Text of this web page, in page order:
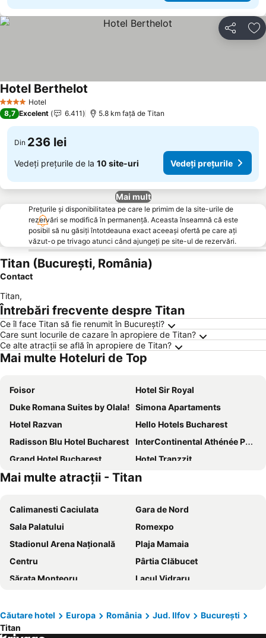
Distribuiți
4 Stele Hotel
Hotel Berthelot
8,7 Excelent 6.411 5.8 km faţă de Titan
Din 236 lei
Vedeți prețurile de la 10 site-uri Vedeți prețurile
Mai mult
Prețurile și disponibilitatea pe care le primim de la site-urile de
rezervări se modifică în permanență. Aceasta înseamnă că este
posibil să nu găsiți întotdeauna exact aceeași ofertă pe care ați
văzut-o pe trivago atunci când ajungeți pe site-ul de rezervări.
Titan (București, România)
Contact
Titan,
Întrebări frecvente despre Titan
Ce îl face Titan să fie renumit în București?
Care sunt locurile de cazare în apropiere de Titan?
Ce alte atracții se află în apropiere de Titan?
Mai multe Hoteluri de Top
Foisor
Hotel Sir Royal
Duke Romana Suites by Olala! Simona Apartaments
Hotel Razvan
Hello Hotels Bucharest
Radisson Blu Hotel Bucharest
InterContinental Athénée Palace Bucharest by IHG
Grand Hotel Bucharest
Hotel Tranzzit
Hotel Sir Gara de Nord
Novotel Bucharest City Centre
MyContinental Bucuresti Gara de Nord
ibis Bucharest Politehnica
Holiday Inn Bucharest - Times By Ihg
RIN Airport Hotel
ibis Styles Bucharest City Center
Hilton Garden Inn Bucharest Old Town
Pullman Bucharest World Trade Center
Monte Carlo Palace Suites
Arc de Triomphe by CityBookings
Hotel Caro
Hotel Basarab
PeakTure Hotel Bucharest
Hilton Garden Inn Bucharest Airport
Mai multe atracții - Titan
Calimanesti Caciulata
Gara de Nord
Sala Palatului
Romexpo
Stadionul Arena Naţională
Plaja Mamaia
Centru
Pârtia Clăbucet
Sărata Monteoru
Lacul Vidraru
Gara Buşteni
Castelul Peleș
Centrul Vechi
Căutare hotel Europa România Jud. Ilfov
București
Titan